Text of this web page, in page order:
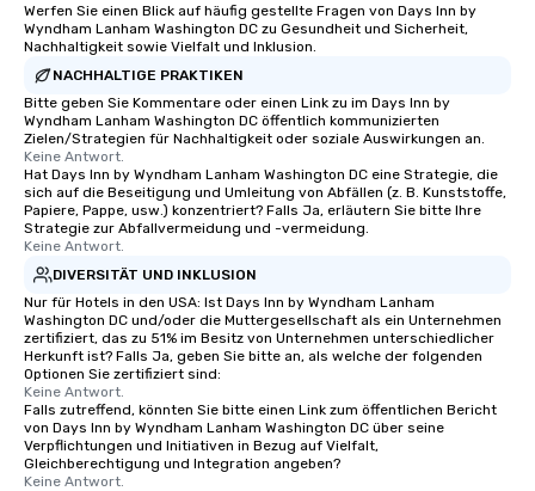
Werfen Sie einen Blick auf häufig gestellte Fragen von Days Inn by
Wyndham Lanham Washington DC zu Gesundheit und Sicherheit,
Nachhaltigkeit sowie Vielfalt und Inklusion.
NACHHALTIGE PRAKTIKEN
Bitte geben Sie Kommentare oder einen Link zu im Days Inn by
Wyndham Lanham Washington DC öffentlich kommunizierten
Zielen/Strategien für Nachhaltigkeit oder soziale Auswirkungen an.
Keine Antwort.
Hat Days Inn by Wyndham Lanham Washington DC eine Strategie, die
sich auf die Beseitigung und Umleitung von Abfällen (z. B. Kunststoffe,
Papiere, Pappe, usw.) konzentriert? Falls Ja, erläutern Sie bitte Ihre
Strategie zur Abfallvermeidung und -vermeidung.
Keine Antwort.
DIVERSITÄT UND INKLUSION
Nur für Hotels in den USA: Ist Days Inn by Wyndham Lanham
Washington DC und/oder die Muttergesellschaft als ein Unternehmen
zertifiziert, das zu 51% im Besitz von Unternehmen unterschiedlicher
Herkunft ist? Falls Ja, geben Sie bitte an, als welche der folgenden
Optionen Sie zertifiziert sind:
Keine Antwort.
Falls zutreffend, könnten Sie bitte einen Link zum öffentlichen Bericht
von Days Inn by Wyndham Lanham Washington DC über seine
Verpflichtungen und Initiativen in Bezug auf Vielfalt,
Gleichberechtigung und Integration angeben?
Keine Antwort.